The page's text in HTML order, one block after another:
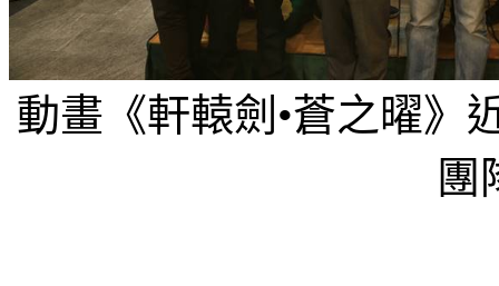
動畫《軒轅劍•蒼之曜》
團